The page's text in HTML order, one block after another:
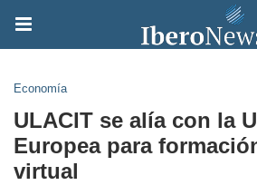
Economía
ULACIT se alía con la
Europea para
virtual